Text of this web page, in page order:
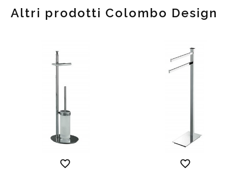
Altri prodotti Colombo Design